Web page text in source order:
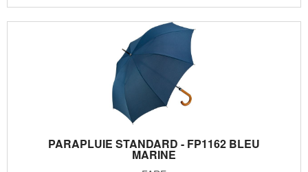
PARAPLUIE STANDARD - FP1162 BLEU
MARINE